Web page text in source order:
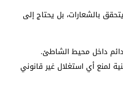
بالشعارات، بل يحتاج إلى
داخل محيط الشاطئ.
لمنع أي استغلال غير قانوني